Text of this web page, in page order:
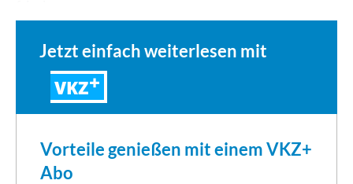
Jetzt einfach weiterlesen mit
VKZ
Vorteile genießen mit einem VKZ+
Abo